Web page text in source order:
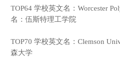
TOP64 学校英文名：Worcester
名：伍斯特理工学院
TOP70 学校英文名：Clemson
森大学